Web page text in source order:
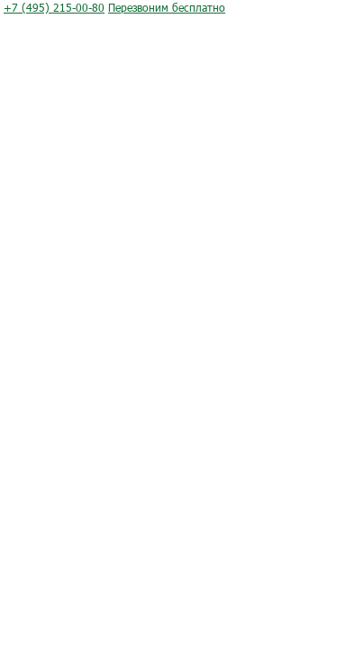
+7 (495) 215-00-80 Перезвоним бесплатно